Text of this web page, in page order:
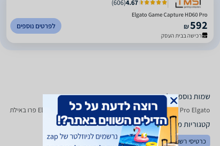
4.67
(
606
)
Elgato Game Capture HD60 Pro
₪592
רכישה בבית העסק
לפרטים נוספים
שמות נוספים לדגם
HD 60 Pro Elgato באילת, HD60 פרו Elgato באילת, Elgato HD60 פרו באילת
קטגוריות משלימות
כרטיסי רשת באילת כרטיסי קול באילת